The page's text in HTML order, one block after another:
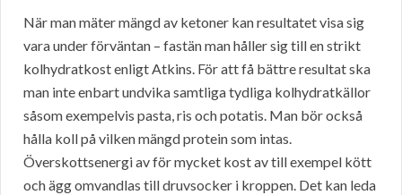
När man mäter mängd av ketoner kan resultatet visa sig
vara under förväntan – fastän man håller sig till en strikt
kolhydratkost enligt Atkins. För att få bättre resultat ska
man inte enbart undvika samtliga tydliga kolhydratkällor
såsom exempelvis pasta, ris och potatis. Man bör också
hålla koll på vilken mängd protein som intas.
Överskottsenergi av för mycket kost av till exempel kött
och ägg omvandlas till druvsocker i kroppen. Det kan leda